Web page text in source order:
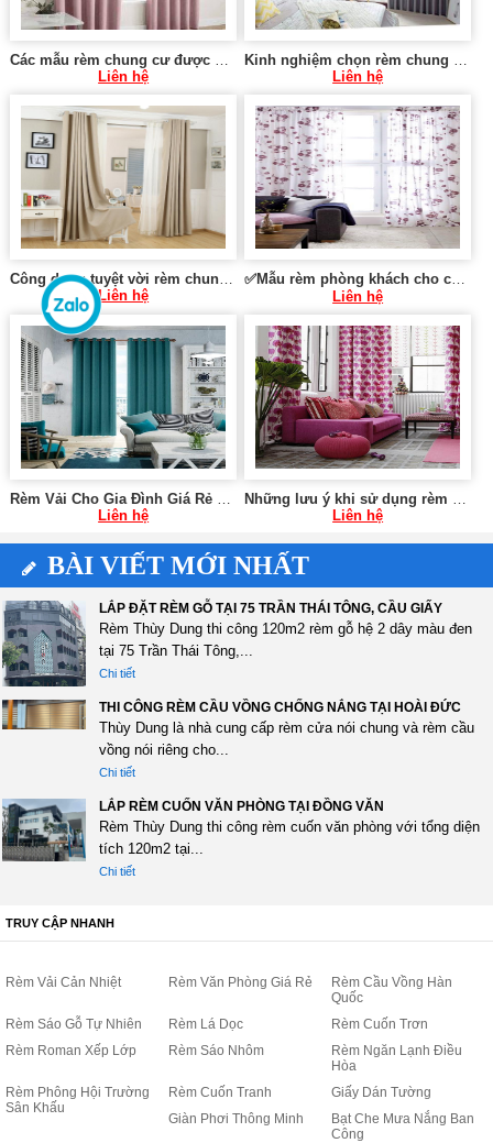
Các mẫu rèm chung cư được yêu thích 0975 765 295 SK583
Liên hệ
Kinh nghiệm chọn rèm chung cư vừa và nhỏ 0975 765 295 SK584
Liên hệ
Công dụng tuyệt vời rèm chung cư mang lại tại Hà Nội 0975 765 295 SK086
Liên hệ
✅Mẫu rèm phòng khách cho chung cư tại Hà Nội 0975 765 295 SK589
Liên hệ
Liên hệ
Liên hệ
BÀI VIẾT MỚI NHẤT
LẮP ĐẶT RÈM GỖ TẠI 75 TRẦN THÁI TÔNG, CẦU GIẤY
Rèm Thùy Dung thi công 120m2 rèm gỗ hệ 2 dây màu đen
tại 75 Trần Thái Tông,...
Chi tiết
THI CÔNG RÈM CẦU VỒNG CHỐNG NẮNG TẠI HOÀI ĐỨC
Thùy Dung là nhà cung cấp rèm cửa nói chung và rèm cầu
vồng nói riêng cho...
Chi tiết
LẮP RÈM CUỐN VĂN PHÒNG TẠI ĐỒNG VĂN
Rèm Thùy Dung thi công rèm cuốn văn phòng với tổng diện
tích 120m2 tại...
Chi tiết
TRUY CẬP NHANH
Rèm Vải Cản Nhiệt Rèm Văn Phòng Giá Rẻ
Rèm Cầu Vồng Hàn
Quốc
Rèm Sáo Gỗ Tự Nhiên
Rèm Lá Dọc
Rèm Cuốn Trơn
Rèm Roman Xếp Lớp
Rèm Sáo Nhôm
Rèm Ngăn Lạnh Điều
Hòa
Rèm Phông Hội Trường
Sân Khấu
Rèm Cuốn Tranh
Giấy Dán Tường
Giàn Phơi Thông Minh
Bạt Che Mưa Nắng Ban
Công